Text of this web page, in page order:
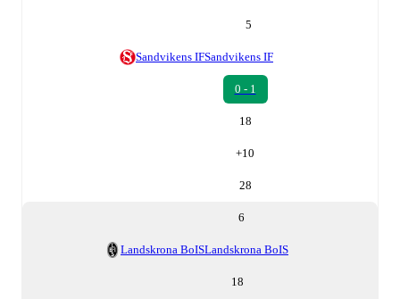
5
Sandvikens IFSandvikens IF
0 - 1
18
+10
28
6
Landskrona BoISLandskrona BoIS
18